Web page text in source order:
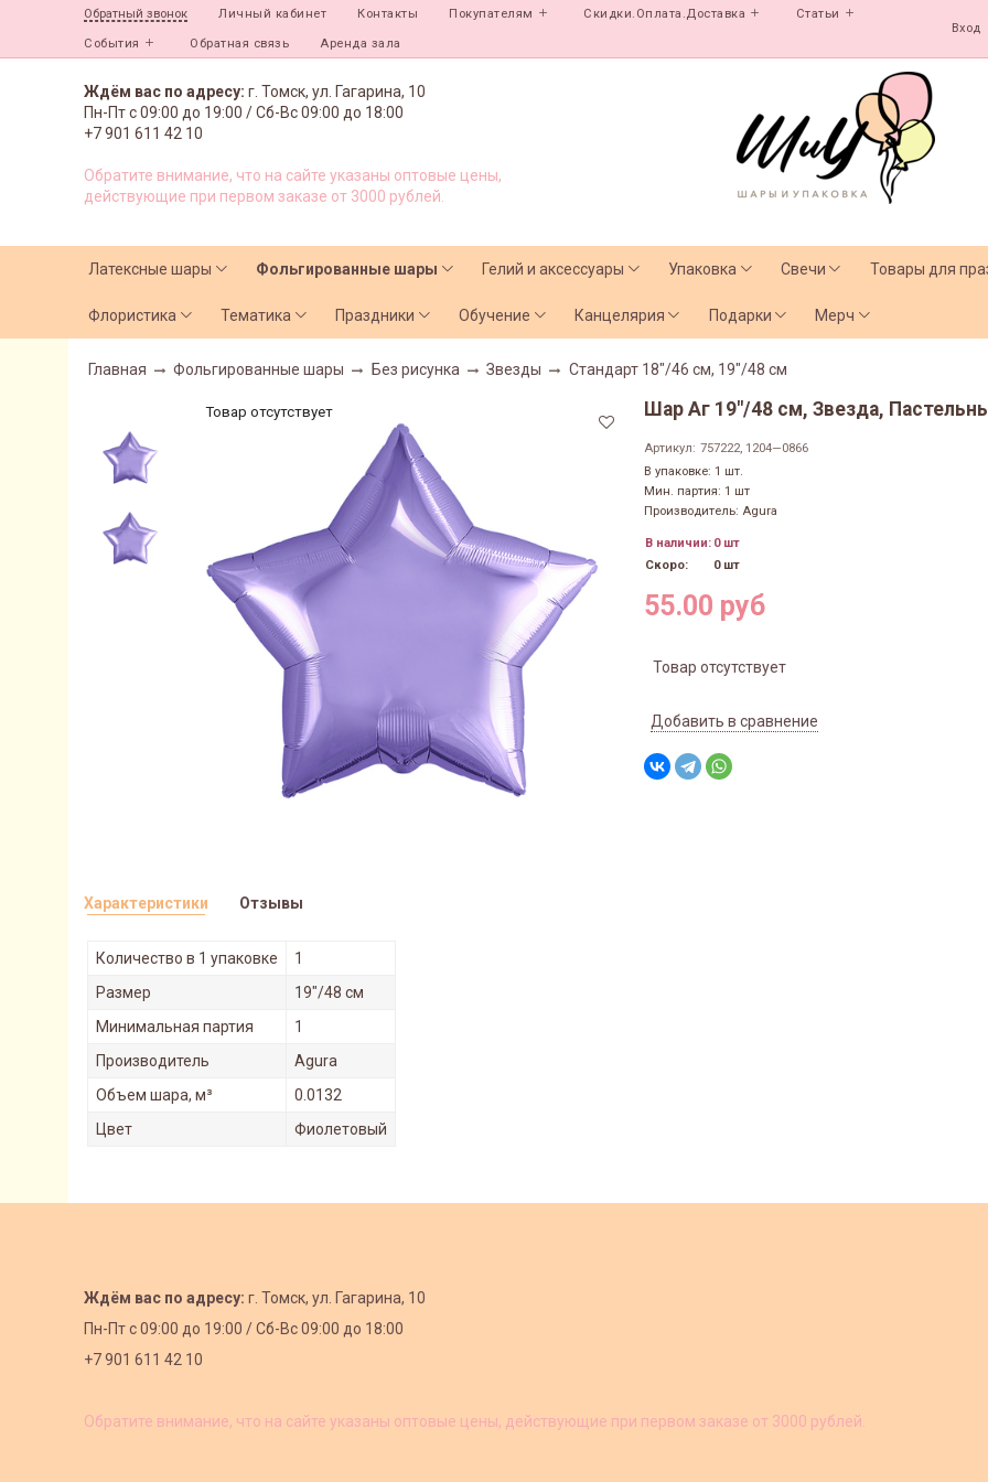
Обратный звонок Личный кабинет Контакты Покупателям Скидки.Оплата.Доставка Статьи
События Обратная связь Аренда зала
Вход
Ждём вас по адресу: г. Томск, ул. Гагарина, 10
Пн-Пт с09:00 до 19:00 /Сб-Вс 09:00 до 18:00
+7 901 611 42 10
Обратите внимание, что на сайте указаны оптовые цены,
действующие при первом заказе от 3000 рублей.
Латексные шары Фольгированные шары Гелий и аксессуары Упаковка Свечи Товары для
Флористика Тематика Праздники Обучение Канцелярия Подарки Мерч
Главная Фольгированные шары Без рисунка Звезды Стандарт 18"/46 см, 19"/48 см
Товар отсутствует Шар Аг 19"/48 см, Звезда,
Артикул: 757222, 1204—0866
В упаковке: 1 шт.
Мин. партия: 1 шт
Производитель: Agura
В наличии: 0 шт
Скоро:
0 шт
55.00 руб
Товар отсутствует
Добавить в сравнение
Характеристики
Количество в 1 упаковке
1
Размер
19"/48 см
Минимальная партия
1
Производитель
Agura
Объем шара, м³
0.0132
Цвет
Фиолетовый
Отзывы
Ждём вас по адресу: г. Томск, ул. Гагарина, 10
Пн-Пт с09:00 до 19:00 /Сб-Вс 09:00 до 18:00
+7 901 611 42 10
Обратите внимание, что на сайте указаны оптовые цены, действующие при первом заказе от 3000 рублей.